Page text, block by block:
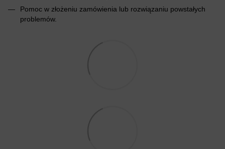
Pomoc w złożeniu zamówienia lub rozwiązaniu powstałych
problemów.